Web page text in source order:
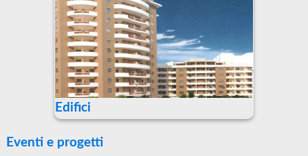
Edifici
Eventi e progetti